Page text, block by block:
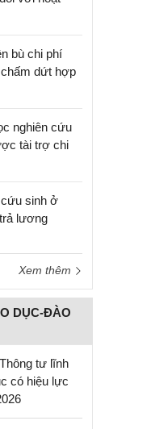
bù chi phí
dứt hợp
nghiên cứu
tài trợ chi
sinh ở
lương
Xem thêm
DỤC-ĐÀO
tư lĩnh
có hiệu lực